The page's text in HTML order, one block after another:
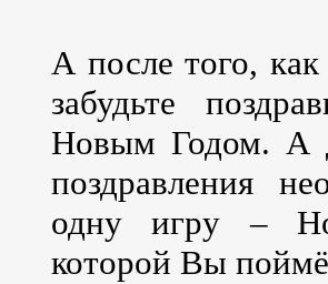
А после того, как
забудьте
Новым Годом. А
поздравления
одну игру –
которой Вы